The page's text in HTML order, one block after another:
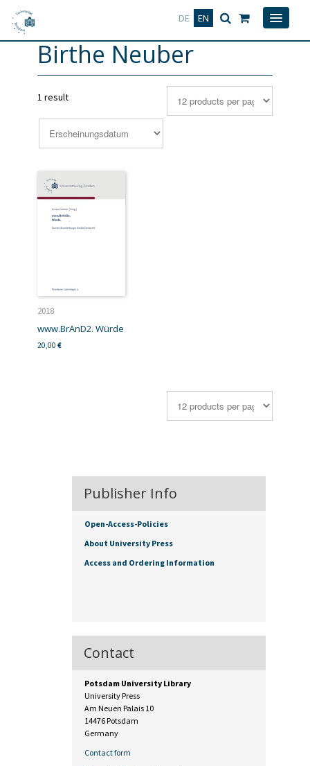
DE EN
Deutsch
Birthe Neuber
1 result
2018
www.BrAnD2. Würde
20,00 €
Publisher Info
Open-Access-Policies
About University Press
Access and Ordering Information
Contact
Potsdam University Library
University Press
Am Neuen Palais 10
14476 Potsdam
Germany
Contact form